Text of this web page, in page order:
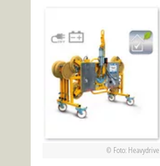
Foto: Heavydrive